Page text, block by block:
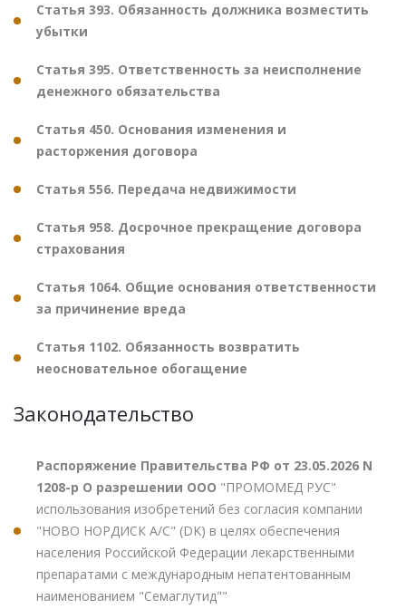
Статья 393. Обязанность должника возместить
убытки
Статья 395. Ответственность за неисполнение
денежного обязательства
Статья 450. Основания изменения и
расторжения договора
Статья 556. Передача недвижимости
Статья 958. Досрочное прекращение договора
страхования
Статья 1064. Общие основания ответственности
за причинение вреда
Статья 1102. Обязанность возвратить
неосновательное обогащение
Законодательство
Распоряжение Правительства РФ от 23.05.2026 N
1208-р О разрешении ООО "ПРОМОМЕД РУС"
использования изобретений без согласия компании
"НОВО НОРДИСК А/С" (DK) в целях обеспечения
населения Российской Федерации лекарственными
препаратами с международным непатентованным
наименованием "Семаглутид""